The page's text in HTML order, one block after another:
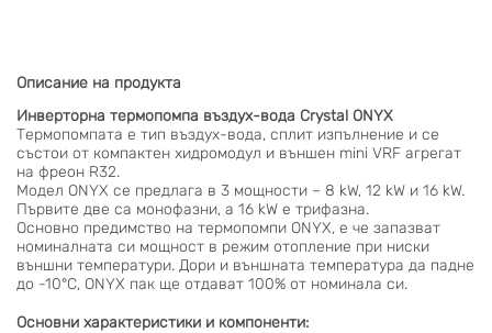
Описание на продукта
Инверторна термопомпа въздух-вода Crystal ONYX
Термопомпата е тип въздух-вода, сплит изпълнение и се
състои от компактен хидромодул и външен mini VRF агрегат
на фреон R32.
Модел ONYX се предлага в 3 мощности – 8 kW, 12 kW и 16 kW.
Първите две са монофазни, а 16 kW е трифазна.
Основно предимство на термопомпи ONYX, е че запазват
номиналната си мощност в режим отопление при ниски
външни температури. Дори и външната температура да падне
до -10°С, ONYX пак ще отдават 100% от номинала си.
Основни характеристики и компоненти: